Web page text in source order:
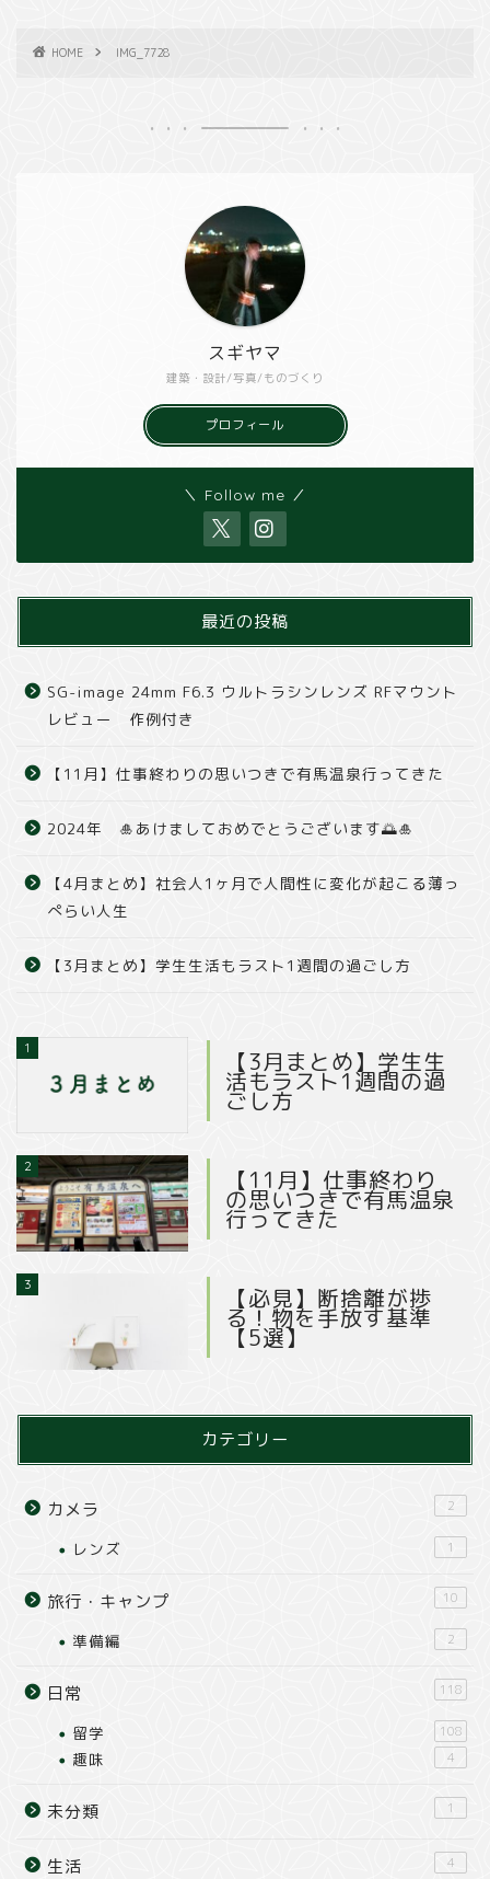
HOME IMG_7728
建築・設計/写真/ものづくり
スギヤマ
プロフィール
＼ Follow me ／
最近の投稿
SG-image 24mm F6.3 ウルトラシンレンズ RFマウント
レビュー 作例付き
【11月】仕事終わりの思いつきで有馬温泉行ってきた
2024年 🎍あけましておめでとうございます🌅🎍
【4月まとめ】社会人1ヶ月で人間性に変化が起こる薄っ
ぺらい人生
【3月まとめ】学生生活もラスト1週間の過ごし方
1 【3月まとめ】学生生
活もラスト1週間の過
ごし方
2 【11月】仕事終わり
の思いつきで有馬温泉
行ってきた
3 【必見】断捨離が捗
る！物を手放す基準
【5選】
カテゴリー
カメラ 2
レンズ 1
旅行・キャンプ 10
準備編 2
日常 118
留学 108
趣味 4
未分類 1
生活 4